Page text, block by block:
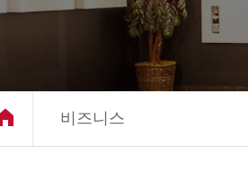
비즈니스